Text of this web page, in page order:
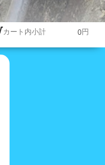
カート内小計 円